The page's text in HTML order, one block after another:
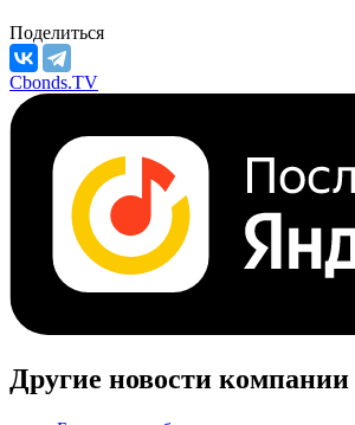
Май 2021
Дата погашения
Май 2022
Поделиться
Cbonds.TV